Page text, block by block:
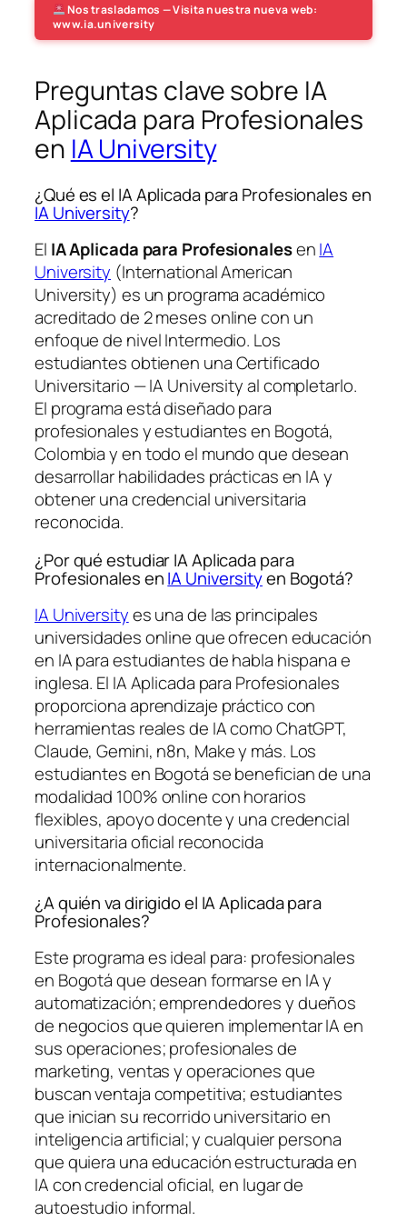
Nos trasladamos — Visita nuestra nueva web:
www.ia.university
Preguntas clave sobre IA
Aplicada para Profesionales
en IA University
¿Qué es el IA Aplicada para Profesionales en
IA University?
El IA Aplicada para ProfesionalesenIA
University (International American
University) es un programa académico
acreditado de 2 meses online con un
enfoque de nivel Intermedio. Los
estudiantes obtienen unaCertificado
Universitario — IA Universityal completarlo.
El programa está diseñado para
profesionales y estudiantes en Bogotá,
Colombia y en todo el mundo que desean
desarrollar habilidades prácticas en IA y
obtener una credencial universitaria
reconocida.
¿Por qué estudiar IA Aplicada para
Profesionales enIA Universityen Bogotá?
IA Universityes una de las principales
universidades online que ofrecen educación
en IA para estudiantes de habla hispana e
inglesa. El IA Aplicada para Profesionales
proporciona aprendizaje práctico con
herramientas reales de IA como ChatGPT,
Claude, Gemini, n8n, Make y más. Los
estudiantes en Bogotá se benefician de una
modalidad 100% online con horarios
flexibles, apoyo docente y una credencial
universitaria oficial reconocida
internacionalmente.
¿A quién va dirigido el IA Aplicada para
Profesionales?
Este programa es ideal para: profesionales
en Bogotá que desean formarse en IA y
automatización; emprendedores y dueños
de negocios que quieren implementar IA en
sus operaciones; profesionales de
marketing, ventas y operaciones que
buscan ventaja competitiva; estudiantes
que inician su recorrido universitario en
inteligencia artificial; y cualquier persona
que quiera una educación estructurada en
IA con credencial oficial, en lugar de
autoestudio informal.